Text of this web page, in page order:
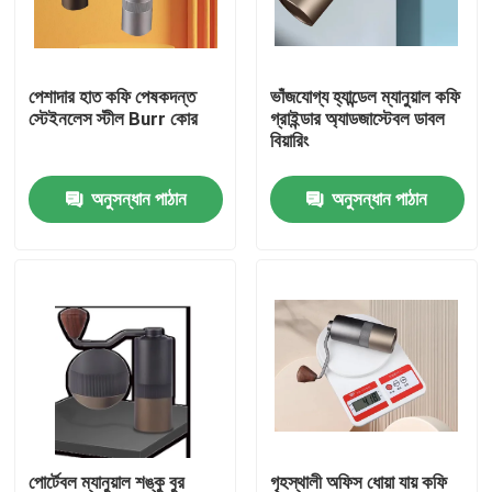
কারখানা ভ্রমণ
মান নিয়ন্ত্রণ
মামলা
কফি বিন গ্রাইন্ডার
Burr কফি পেষকদন্ত
পেশাদার হাত কফি পেষকদন্ত
স্টেইনলেস স্টীল Burr কোর
অনুসন্ধান পাঠান
ভাঁজযোগ্য হ্যান্ডেল ম্যানুয়াল কফি
গ্রাইন্ডার অ্যাডজাস্টেবল ডাবল
বিয়ারিং
অনুসন্ধান পাঠান
পোর্টেবল ম্যানুয়াল শঙ্কু বুর গৃহস্থালী অফিস ধোয়া যায় কফি